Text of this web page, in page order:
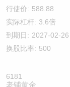
行使价: 588.88
实际杠杆: 3.6倍
到期日: 2027-02-26
换股比率: 500
6181
老铺黄金